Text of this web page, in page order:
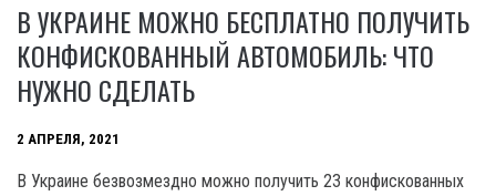
В УКРАИНЕ МОЖНО БЕСПЛАТНО ПОЛУЧИТЬ
КОНФИСКОВАННЫЙ АВТОМОБИЛЬ: ЧТО
НУЖНО СДЕЛАТЬ
2 АПРЕЛЯ, 2021
В Украине безвозмездно можно получить 23 конфискованных